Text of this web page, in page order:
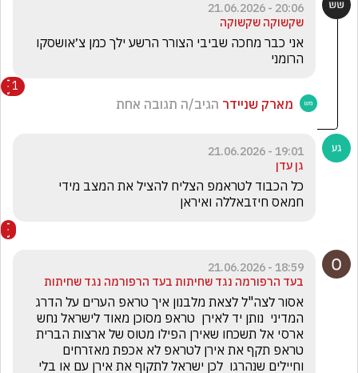
20:06 - 21.06.2026
שקשוקה שקשוקה
הרומני
1
מארק שניידר הגיב/ה תגובה אחת
19:01 - 21.06.2026
גן עדן
חמאס חיזבאללה ואיראן
18:59 - 21.06.2026
בעד הרפורמה נגד שחיתות בעד הרפורמה נגד שחיתות